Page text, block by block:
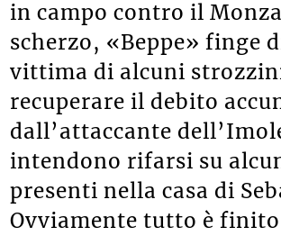
in campo contro il
scherzo, «Beppe» finge
vittima di alcuni
recuperare il debito
dall’attaccante
intendono rifarsi su
presenti nella casa di
Ovviamente tutto è